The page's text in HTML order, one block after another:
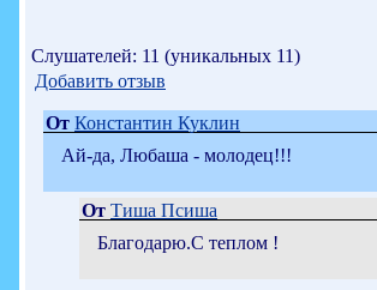
Слушателей: 11 (уникальных 11)
Добавить отзыв
От Константин Куклин
Ай-да, Любаша - молодец!!!
От Тиша Псиша
Благодарю.С теплом !